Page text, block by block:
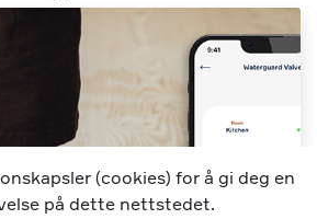
(cookies) for å gi deg en
på dette nettstedet.